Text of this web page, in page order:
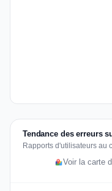
Tendance des erreurs
Rapports d'utilisateurs au
Voir la carte